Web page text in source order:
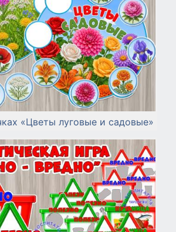
«Цветы луговые и садовые»